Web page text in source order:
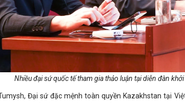
Nhiều đại sứ quốc tế tham gia thảo luận tại diễn đàn
Đại sứ đặc mệnh toàn quyền Kazakhstan tại